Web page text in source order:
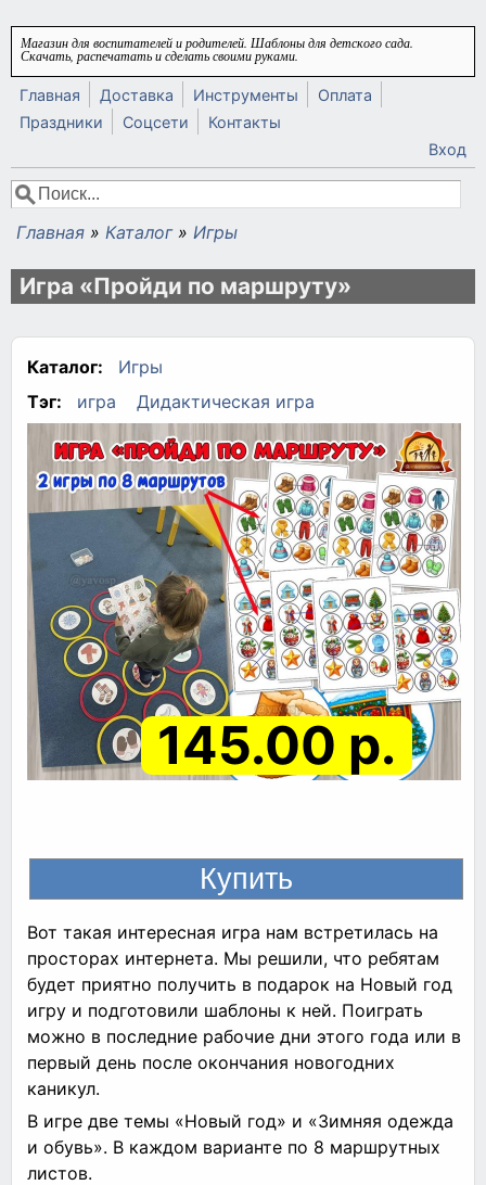
Перейти к основному содержанию
Магазин для воспитателей и родителей. Шаблоны для детского сада.
Скачать, распечатать и сделать своими руками.
Главная Доставка Инструменты
Оплата
Праздники
Соцсети
Контакты
Вход
Форма поиска
Поиск
Вы здесь
Главная » Каталог » Игры
Игра «Пройди по маршруту»
Каталог:
Игры
Тэг:
игра Дидактическая игра
145.00 р.
Вот такая интересная игра нам встретилась на
просторах интернета. Мы решили, что ребятам
будет приятно получить в подарок на Новый год
игру и подготовили шаблоны к ней. Поиграть
можно в последние рабочие дни этого года или в
первый день после окончания новогодних
каникул.
В игре две темы «Новый год» и «Зимняя одежда
и обувь». В каждом варианте по 8 маршрутных
листов.